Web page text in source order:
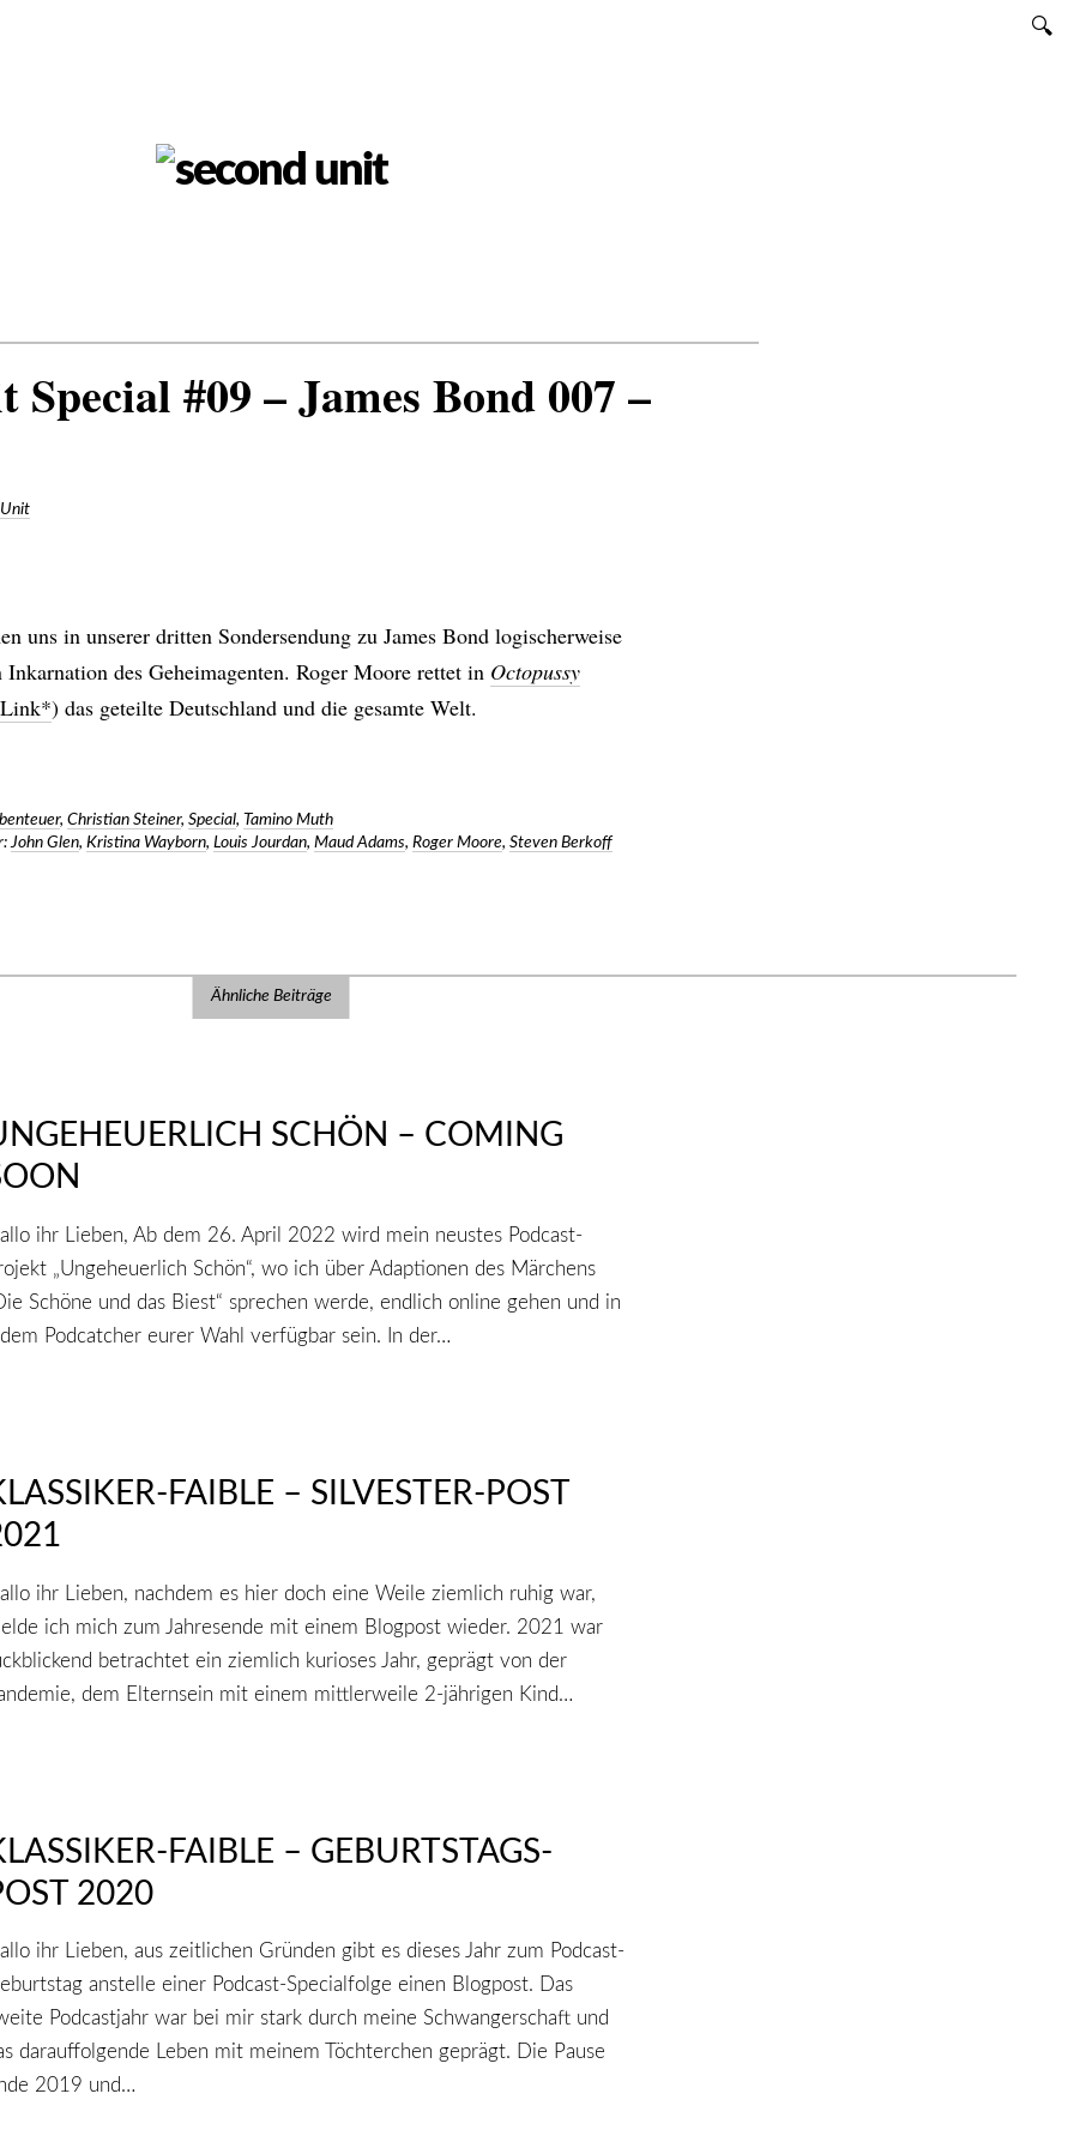
Special #09 – James Bond 007 –
Unit
uns in unserer dritten Sondersendung zu James Bond logischerweise
des Geheimagenten. Roger Moore rettet in Octopussy
) das geteilte Deutschland und die gesamte Welt.
,Christian Steiner,Special, Tamino Muth
John Glen,Kristina Wayborn,Louis Jourdan,Maud Adams,Roger Moore,Steven Berkoff
Ähnliche Beiträge
SCHÖN – COMING
ihr Lieben, Ab dem 26. April 2022 wird mein neustes Podcast-
„Ungeheuerlich Schön“, wo ich über Adaptionen des Märchens
Schöne und das Biest“ sprechen werde, endlich online gehen und in
Podcatcher eurer Wahl verfügbar sein. In der…
FAIBLE – SILVESTER-POST
ihr Lieben, nachdem es hier doch eine Weile ziemlich ruhig war,
ich mich zum Jahresende mit einem Blogpost wieder. 2021 war
betrachtet ein ziemlich kurioses Jahr, geprägt von der
dem Elternsein mit einem mittlerweile 2-jährigen Kind…
FAIBLE – GEBURTSTAGS-
2020
ihr Lieben, aus zeitlichen Gründen gibt es dieses Jahr zum Podcast-
anstelle einer Podcast-Specialfolge einen Blogpost. Das
Podcastjahr war bei mir stark durch meine Schwangerschaft und
darauffolgende Leben mit meinem Töchterchen geprägt. Die Pause
2019 und…